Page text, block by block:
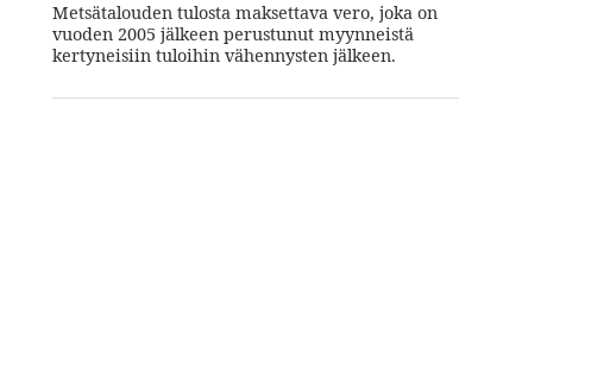
Metsätalouden tulosta maksettava vero, joka on
vuoden 2005 jälkeen perustunut myynneistä
kertyneisiin tuloihin vähennysten jälkeen.